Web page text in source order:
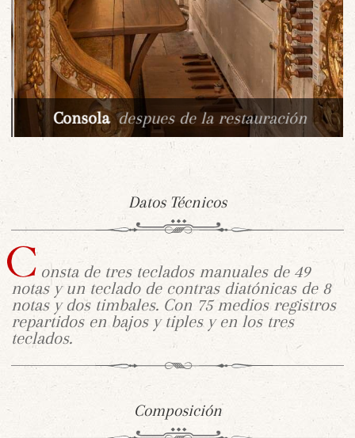
Consola despues de la restauración
Datos Técnicos
onsta de tres teclados manuales de 49
notas y un teclado de contras diatónicas de 8
notas y dos timbales. Con 75 medios registros
repartidos en bajos y tiples y en los tres
teclados.
Composición